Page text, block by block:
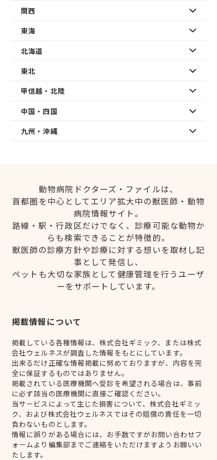
関西
東海
北海道
東北
甲信越・北陸
中国・四国
九州・沖縄
動物病院ドクターズ・ファイルは、
首都圏を中心としてエリア拡大中の獣医師・動物
病院情報サイト。
路線・駅・行政区だけでなく、診療可能な動物か
らも検索できることが特徴的。
獣医師の診療方針や診療に対する想いを取材し記
事として発信し、
ペットも大切な家族として健康管理を行うユーザ
ーをサポートしています。
掲載情報について
掲載している各種情報は、株式会社ギミック、または株式
会社ウェルネスが調査した情報をもとにしています。
出来るだけ正確な情報掲載に努めておりますが、内容を完
全に保証するものではありません。
掲載されている医療機関へ受診を希望される場合は、事前
に必ず該当の医療機関に直接ご確認ください。
当サービスによって生じた損害について、株式会社ギミッ
ク、および株式会社ウェルネスではその賠償の責任を一切
負わないものとします。
情報に誤りがある場合には、お手数ですがお問い合わせフ
ォームより編集部までご連絡をいただけますようお願いい
たします。